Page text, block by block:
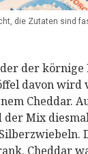
die Zutaten sind
der körnige
davon
Cheddar.
Mix
Cheddar